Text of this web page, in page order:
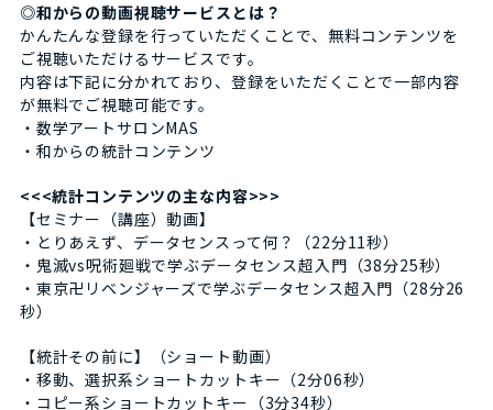
◎和からの動画視聴サービスとは？
かんたんな登録を行っていただくことで、無料コンテンツを
ご視聴いただけるサービスです。
内容は下記に分かれており、登録をいただくことで一部内容
が無料でご視聴可能です。
・数学アートサロンMAS
・和からの統計コンテンツ
<<<統計コンテンツの主な内容>>>
【セミナー（講座）動画】
・とりあえず、データセンスって何？（22分11秒）
・鬼滅vs呪術廻戦で学ぶデータセンス超入門（38分25秒）
・東京卍リベンジャーズで学ぶデータセンス超入門（28分26
秒）
【統計その前に】（ショート動画）
・移動、選択系ショートカットキー（2分06秒）
・コピー系ショートカットキー（3分34秒）